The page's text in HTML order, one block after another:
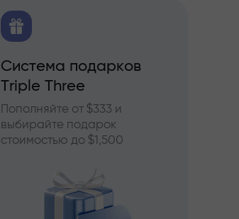
Система подарков
Triple Three
Пополняйте от $333 и
выбирайте подарок
стоимостью до $1,500